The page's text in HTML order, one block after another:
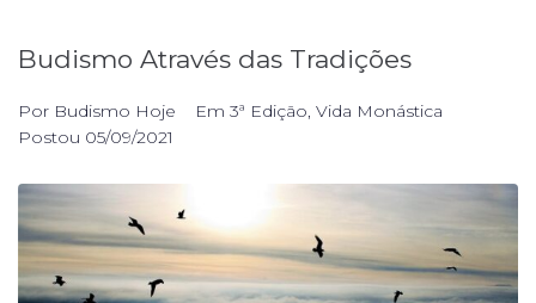
Budismo Através das Tradições
Por Budismo Hoje Em 3ª Edição, Vida Monástica
Postou 05/09/2021